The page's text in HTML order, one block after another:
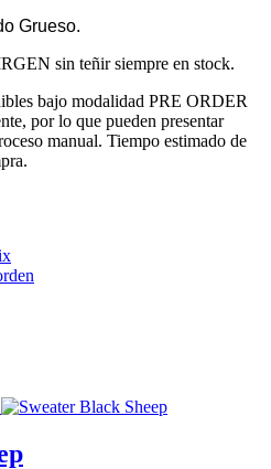
Grueso.
sin teñir siempre en stock.
bajo modalidad PRE ORDER
por lo que pueden presentar
manual. Tiempo estimado de